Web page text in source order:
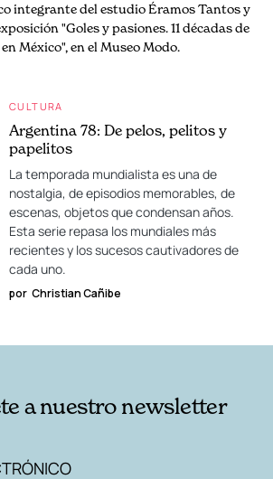
integrante del estudio Éramos Tantos y
"Goles y pasiones. 11 décadas de
México", en el Museo Modo.
CULTURA
Argentina 78: De pelos, pelitos y
papelitos
La temporada mundialista es una de
nostalgia, de episodios memorables, de
escenas, objetos que condensan años.
Esta serie repasa los mundiales más
recientes y los sucesos cautivadores de
cada uno.
por Christian Cañibe
a nuestro newsletter